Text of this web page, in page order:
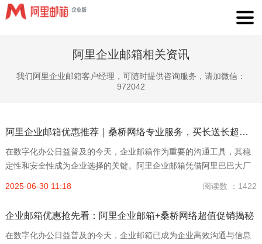
阿里企业邮箱相关资讯
我们阿里企业邮箱客户经理，可随时提供咨询服务，请加微信：
972042
阿里企业邮箱优惠推荐｜桑桥网络专业服务，买长送长超值促销
在数字化办公日益普及的今天，企业邮箱作为重要的沟通工具，其稳
定性和安全性成为企业选择的关键。阿里企业邮箱凭借阿里巴巴大厂
2025-06-30 11:18 阅读数 ：1422
企业邮箱优惠抢先看：阿里企业邮箱+桑桥网络超值促销揭秘
在数字化办公日益普及的今天，企业邮箱已成为企业高效沟通与信息